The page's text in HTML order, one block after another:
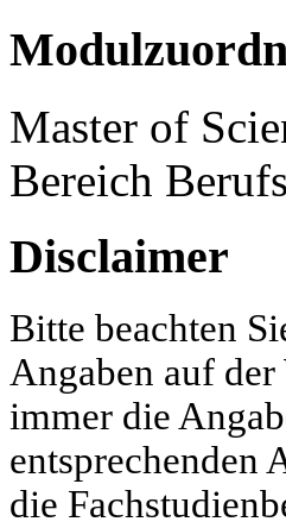
Master of
Bereich
Disclaimer
Bitte beachten
Angaben auf
immer die
entsprechenden
die